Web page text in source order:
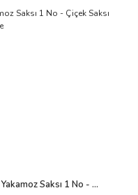
Yakamoz Saksı 1 No - ...